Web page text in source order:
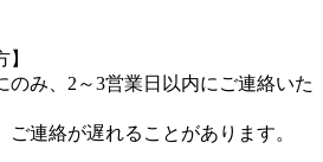
のみ、2～3営業日以内にご連絡いた
連絡が遅れることがあります。